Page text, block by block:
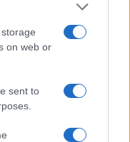
on web or
sent to